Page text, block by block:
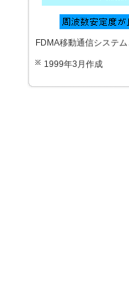
FDMA移動通信システ
1999年3月作成